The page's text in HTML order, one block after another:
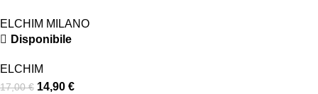
ELCHIM MILANO
Disponibile
ELCHIM
17,00€ 14,90 €